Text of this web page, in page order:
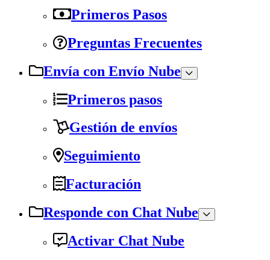
Primeros Pasos
Preguntas Frecuentes
Envía con Envío Nube
Primeros pasos
Gestión de envíos
Seguimiento
Facturación
Responde con Chat Nube
Activar Chat Nube